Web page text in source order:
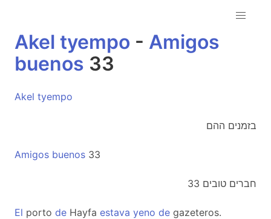
Akel tyempo - Amigos
buenos 33
Akel tyempo
בזמנים ההם
Amigos buenos 33
חברים טובים 33
El porto de Hayfa estava yeno de gazeteros.